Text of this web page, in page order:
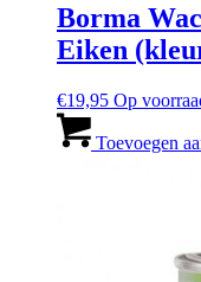
Borma
Eiken
€19,95 Op
Toevoegen